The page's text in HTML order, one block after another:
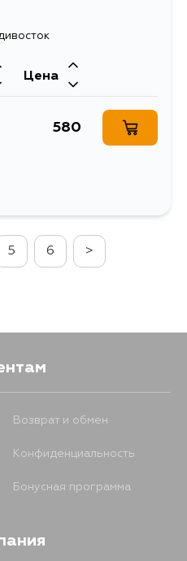
Цена
580
5 6 >
Возврат и обмен
Конфиденциальность
Бонусная программа